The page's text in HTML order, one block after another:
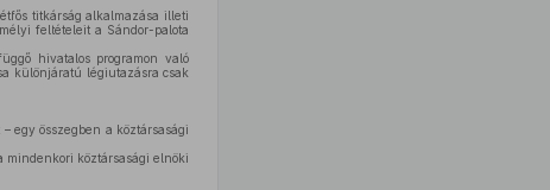
titkárság alkalmazása illeti
feltételeit a Sándor-palota
hivatalos programon való
különjáratú légiutazásra csak
egy összegben a köztársasági
mindenkori köztársasági elnöki